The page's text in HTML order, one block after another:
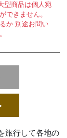
型商品は個人宛
できません。
か 別途お問い
旅行して各地の